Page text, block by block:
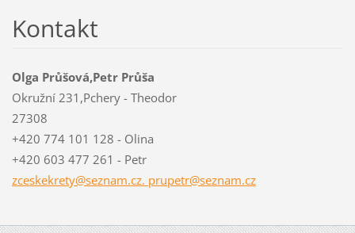
Kontakt
Olga Průšová,Petr Průša
Okružní 231,Pchery - Theodor
27308
+420 774 101 128 - Olina
+420 603 477 261 - Petr
zceskekrety@seznam.cz. prupetr@seznam.cz